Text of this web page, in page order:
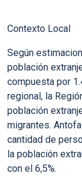
Contexto Local
Según
población
compuesta por
regional, la
población
migrantes.
cantidad de
la población
con el 6,5%.